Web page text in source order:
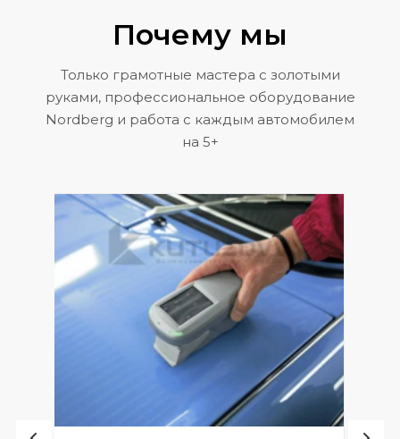
Почему мы
Только грамотные мастера с золотыми
руками, профессиональное оборудование
Nordberg и работа с каждым автомобилем
на 5+